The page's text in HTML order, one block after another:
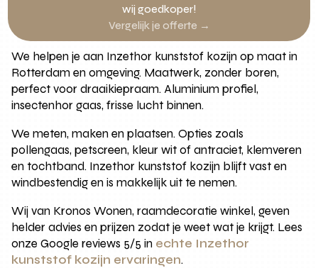
wij goedkoper!
Vergelijk je offerte →
We helpen je aan Inzethor kunststof kozijn op maat in
Rotterdam en omgeving. Maatwerk, zonder boren,
perfect voor draaikiepraam. Aluminium profiel,
insectenhor gaas, frisse lucht binnen.
We meten, maken en plaatsen. Opties zoals
pollengaas, petscreen, kleur wit of antraciet, klemveren
en tochtband. Inzethor kunststof kozijn blijft vast en
windbestendig en is makkelijk uit te nemen.
Wij van Kronos Wonen, raamdecoratie winkel, geven
helder advies en prijzen zodat je weet wat je krijgt. Lees
onze Google reviews 5/5 in echte Inzethor
kunststof kozijn ervaringen.